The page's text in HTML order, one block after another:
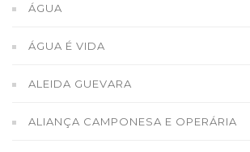
ÁGUA
ÁGUA É VIDA
ALEIDA GUEVARA
ALIANÇA CAMPONESA E OPERÁRIA